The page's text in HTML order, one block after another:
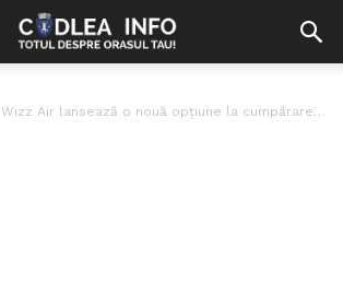
Wizz Air lansează o nouă opțiune la cumpărarea unui bilet